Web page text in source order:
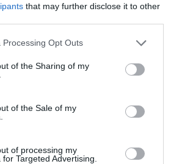
that may further disclose it to other
website/app uses one or more Google
or usage behaviour. You may click to
to Google and its third-party tags to
specified purposes in below Google
Processing Opt Outs
of the Sharing of my
of the Sale of my
of processing my
Targeted Advertising.
2-ről,Watch The Throne 2-ről, sőt